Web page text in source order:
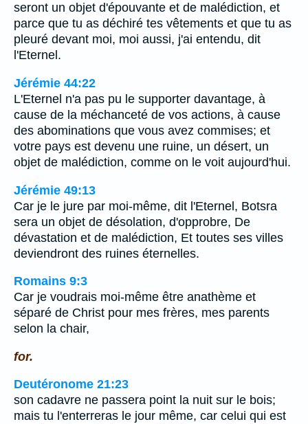
seront un objet d'épouvante et de malédiction, et
parce que tu as déchiré tes vêtements et que tu as
pleuré devant moi, moi aussi, j'ai entendu, dit
l'Eternel.
Jérémie 44:22
L'Eternel n'a pas pu le supporter davantage, à
cause de la méchanceté de vos actions, à cause
des abominations que vous avez commises; et
votre pays est devenu une ruine, un désert, un
objet de malédiction, comme on le voit aujourd'hui.
Jérémie 49:13
Car je le jure par moi-même, dit l'Eternel, Botsra
sera un objet de désolation, d'opprobre, De
dévastation et de malédiction, Et toutes ses villes
deviendront des ruines éternelles.
Romains 9:3
Car je voudrais moi-même être anathème et
séparé de Christ pour mes frères, mes parents
selon la chair,
for.
Deutéronome 21:23
son cadavre ne passera point la nuit sur le bois;
mais tu l'enterreras le jour même, car celui qui est